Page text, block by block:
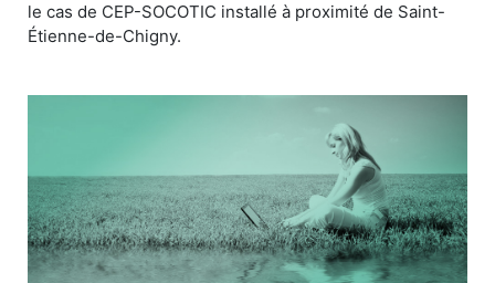
le cas de CEP-SOCOTIC installé à proximité de Saint-
Étienne-de-Chigny.